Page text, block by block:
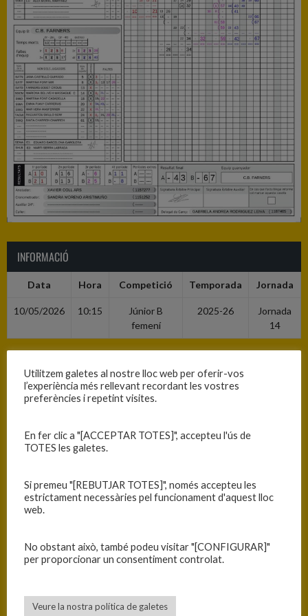
INFORMACIÓ
Data Hora Competició Temporada Jornada
10/05/2026 10:15
Júnior B
femení
2025-26
Jornada
14
RESULTATS
Equip 1
C.B. Farners
PISTA
Utilitzem galetes al nostre lloc web per oferir-vos
l’experiència més rellevant recordant les vostres
preferències i repetint visites.
En fer clic a "[ACCEPTAR TOTES]", accepteu l'ús de
TOTES les galetes.
Si premeu "[REBUTJAR TOTES]", només accepteu les
estrictament necessàries pel funcionament d'aquest lloc
web.
No obstant això, també podeu visitar "[CONFIGURAR]"
per proporcionar un consentiment controlat.
Veure la nostra política de galetes